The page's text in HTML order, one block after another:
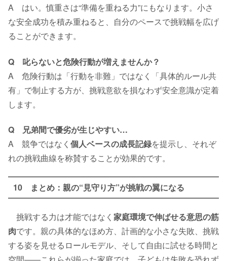
A はい。慎重さは“準備を重ねる力”にもなります。小さ
な安全成功を積み重ねると、自分のペースで挑戦幅を広げ
ることができます。
Q 叱らないと危険行動が増えませんか？
A 危険行動は「行動を非難」ではなく「具体的ルール共
有」で制止する方が、挑戦意欲を損なわず安全意識が定着
します。
Q 兄弟間で優劣が生じやすい…
A 競争ではなく 個人ベースの成長記録を提示し、それぞ
れの挑戦曲線を称賛することが効果的です。
10 まとめ：親の“見守り方”が挑戦の翼になる
挑戦する力は才能ではなく 家庭環境で伸ばせる意思の筋
肉です。親の具体的なほめ方、計画的な小さな失敗、挑戦
する姿を見せるロールモデル、そして自由に試せる時間と